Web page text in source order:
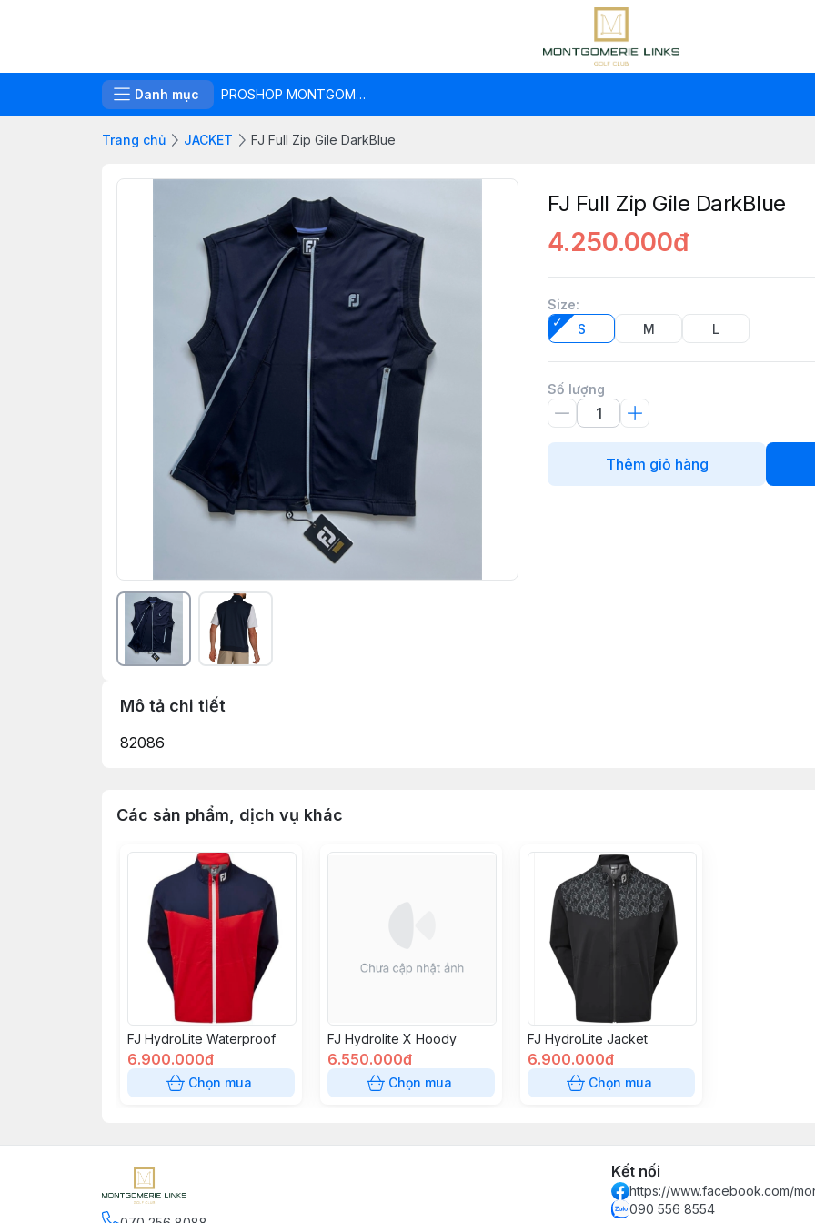
Danh mục PROSHOP MONTGOMERIE LINKS
Trang chủ JACKET FJ Full Zip Gile DarkBlue
FJ Full Zip Gile DarkBlue
4.250.000đ
Size:
S
M L
Số lượng
Thêm giỏ hàng
Mô tả chi tiết
82086
Các sản phẩm, dịch vụ khác
FJ HydroLite Waterproof
6.900.000đ
Chọn mua
FJ Hydrolite X Hoody
6.550.000đ
Chọn mua
FJ HydroLite Jacket
6.900.000đ
Chọn mua
Kết nối
https://www.facebook.com/
090 556 8554